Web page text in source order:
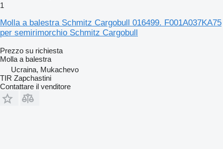
1
Molla a balestra Schmitz Cargobull 016499. F001A037KA75
per semirimorchio Schmitz Cargobull
Prezzo su richiesta
Molla a balestra
Ucraina, Mukachevo
TIR Zapchastini
Contattare il venditore